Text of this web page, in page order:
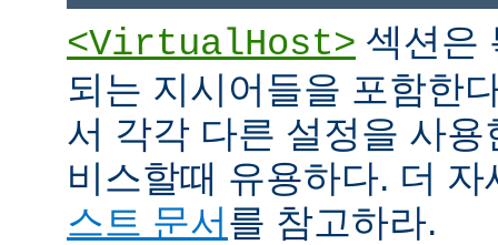
<VirtualHost> 섹션은
되는 지시어들을 포함한
서 각각 다른 설정을 사
비스할때 유용하다. 더
스트 문서를 참고하라.